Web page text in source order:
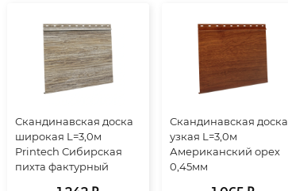
Скандинавская доска
широкая L=3,0м
Printech Сибирская
пихта фактурный
Скандинавская доска
узкая L=3,0м
Американский орех
0,45мм